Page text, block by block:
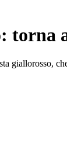
torna
giallorosso,